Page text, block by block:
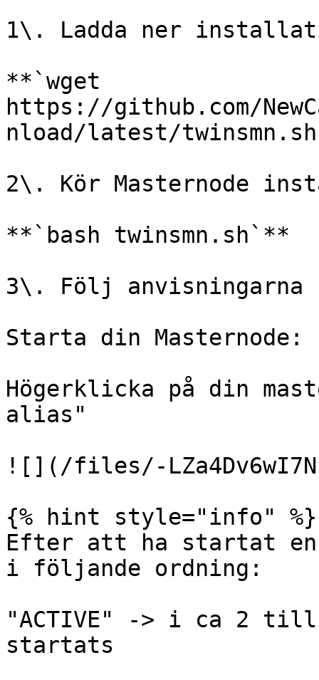
1\. Ladda ner
**`wget
https://github.com/
nload/latest/
2\. Kör Masternode
**`bash twinsmn.sh`**
3\. Följ anvisningarna
Starta din Masternode:
Högerklicka på din
alias"
![](/files/-
{% hint style="info" %}
Efter att ha startat en
i följande ordning:
"ACTIVE" -> i ca 2
startats